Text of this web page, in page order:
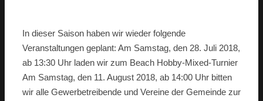
In dieser Saison haben wir wieder folgende
Veranstaltungen geplant: Am Samstag, den 28. Juli 2018,
ab 13:30 Uhr laden wir zum Beach Hobby-Mixed-Turnier
Am Samstag, den 11. August 2018, ab 14:00 Uhr bitten
wir alle Gewerbetreibende und Vereine der Gemeinde zur